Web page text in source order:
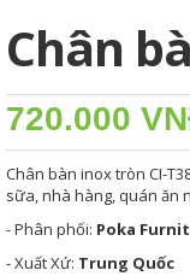
Chân
720.000
Chân bàn inox tròn CI-
sữa, nhà hàng, quán ăn
- Phân phối: Poka
- Xuất Xứ: Trung Quốc